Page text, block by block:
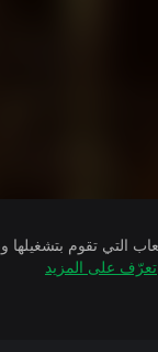
تعرّف على المزيد